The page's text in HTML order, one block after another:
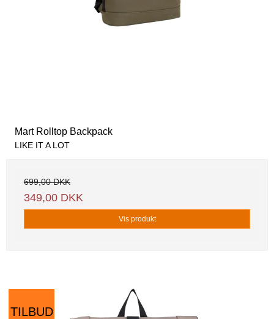
Mart Rolltop Backpack
LIKE IT A LOT
699,00 DKK
349,00 DKK
Vis produkt
TILBUD